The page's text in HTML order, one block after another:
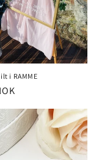
i RAMME